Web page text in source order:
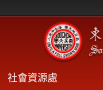
社會資源處